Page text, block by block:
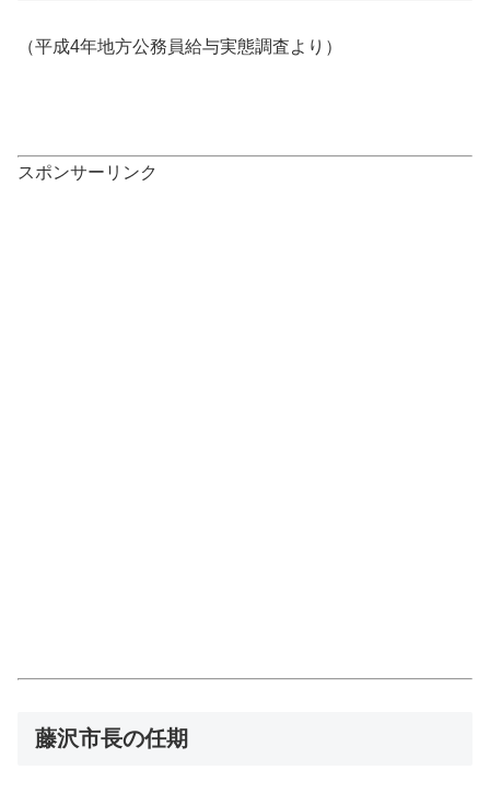
（平成4年地方公務員給与実態調査より）
スポンサーリンク
藤沢市長の任期